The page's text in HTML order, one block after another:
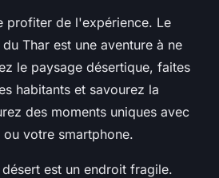
profiter de l'expérience. Le
Thar est une aventure à ne
le paysage désertique, faites
habitants et savourez la
des moments uniques avec
votre smartphone.
est un endroit fragile.